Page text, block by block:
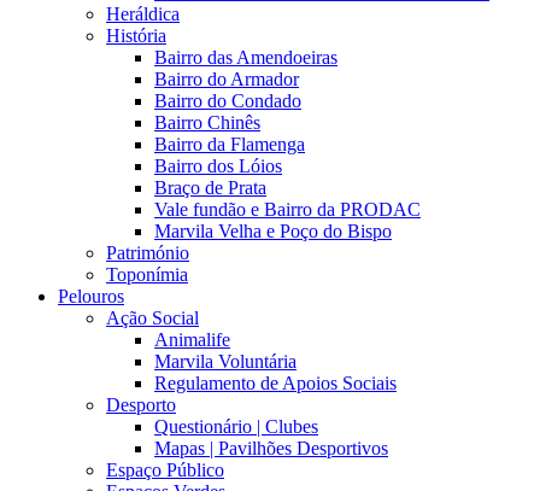
Heráldica
História
Bairro das Amendoeiras
Bairro do Armador
Bairro do Condado
Bairro Chinês
Bairro da Flamenga
Bairro dos Lóios
Braço de Prata
Vale fundão e Bairro da PRODAC
Marvila Velha e Poço do Bispo
Património
Toponímia
Pelouros
Ação Social
Animalife
Marvila Voluntária
Regulamento de Apoios Sociais
Desporto
Questionário | Clubes
Mapas | Pavilhões Desportivos
Espaço Público